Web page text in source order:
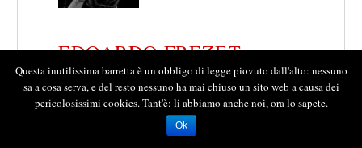
EDOARDO FREZET
Collaboratore
Questa inutilissima barretta è un obbligo di legge piovuto dall'alto: nessuno
sa a cosa serva, e del resto nessuno ha mai chiuso un sito web a causa dei
pericolosissimi cookies. Tant'è: li abbiamo anche noi, ora lo sapete.
Ok